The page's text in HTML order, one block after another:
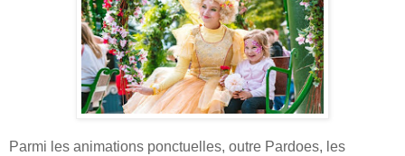
Parmi les animations ponctuelles, outre Pardoes, les